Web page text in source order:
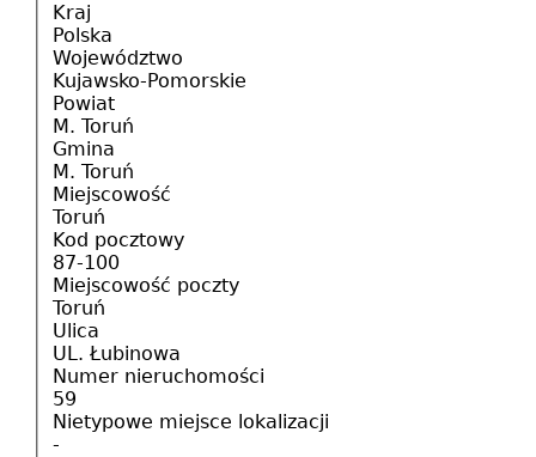
Kraj
Polska
Województwo
Kujawsko-Pomorskie
Powiat
M. Toruń
Gmina
M. Toruń
Miejscowość
Toruń
Kod pocztowy
87-100
Miejscowość poczty
Toruń
Ulica
UL. Łubinowa
Numer nieruchomości
59
Nietypowe miejsce lokalizacji
-